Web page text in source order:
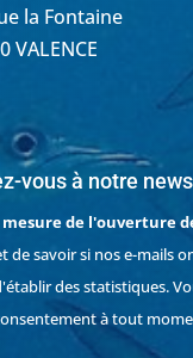
la Fontaine
VALENCE
vous à notre
de l'ouverture
de savoir si nos e-mails
des statistiques.
à tout